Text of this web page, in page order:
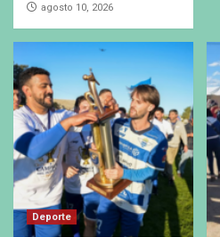
agosto 10, 2026
Deporte